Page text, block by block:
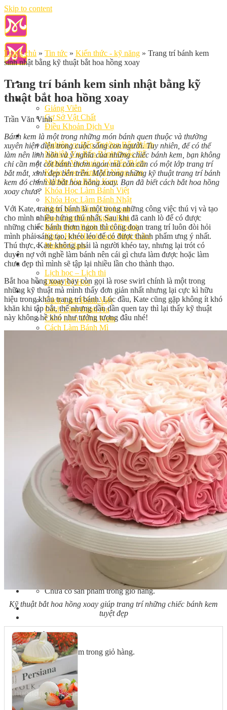
Skip to content
Giới Thiệu
Giảng Viên
Cơ Sở Vật Chất
Điều Khoản Dịch Vụ
Học Làm Bánh
Nghiệp vụ Bếp Trưởng Bếp Bánh
Nghiệp Vụ Bếp Bánh Quốc Tế
Nghiệp Vụ Quản Lý Bếp Bánh
Khóa Học Bánh Mì Nâng Cao
Nghiệp Vụ Bánh Kem
Khóa Học Làm Bánh Việt
Khóa Học Làm Bánh Nhật
Khóa Học Bánh Đài Loan
Học Làm Bánh Ngắn Hạn
Khóa Học Bánh Kinh Doanh
Khóa Học Handmade Mini Cake
Master Class
Chuyên Đề
Khai Giảng
Lịch học – Lịch thi
Đăng Ký Học
Công Thức
Cách Làm Bánh Việt
Cách Làm Bánh Âu
Cách Làm Bánh Kem
Cách Làm Bánh Mì
Cách Làm Bánh Bông Lan
Cách Làm Bánh Su Kem
Cách làm bánh CupCake
Cách Làm Bánh Pizza
Cách làm bánh chay
Cách Làm Kẹo – Mứt
Tin Tổng Hợp
Hướng Nghiệp Á Âu
Bếp Nhà Kate
Kinh Nghiệm Kinh Doanh
Cơ Hội Việc Làm
Kiến Thức – Kỹ Năng
Dụng Cụ Làm Bánh
Nguyên Liệu Làm Bánh
Gương Thành Công
Thư Viện Hình Ảnh
Siêu thị ĐVP Market
Chưa có sản phẩm trong giỏ hàng.
Giỏ hàng
Chưa có sản phẩm trong giỏ hàng.
Trang chủ » Tin tức » Kiến thức - kỹ năng » Trang trí bánh kem
sinh nhật bằng kỹ thuật bắt hoa hồng xoay
Trang trí bánh kem sinh nhật bằng kỹ
thuật bắt hoa hồng xoay
Trần Văn Vinh
Bánh kem là một trong những món bánh quen thuộc và thường
xuyên hiện diện trong cuộc sống con người. Tuy nhiên, để có thể
làm nên linh hồn và ý nghĩa của những chiếc bánh kem, bạn không
chỉ cần một cốt bánh thơm ngon mà còn cần có một lớp trang trí
bắt mắt, xinh đẹp bên trên. Một trong những kỹ thuật trang trí bánh
kem đó chính là bắt hoa hồng xoay. Bạn đã biết cách bắt hoa hồng
xoay chưa?
Với Kate, trang trí bánh là một trong những công việc thú vị và tạo
cho mình nhiều hứng thú nhất. Sau khi đã canh lò để có được
những chiếc bánh thơm ngon thì công đoạn trang trí luôn đòi hỏi
mình phải sáng tạo, khéo léo để có được thành phẩm ưng ý nhất.
Thú thực, Kate không phải là người khéo tay, nhưng lại trót có
duyên nợ với nghề làm bánh nên cái gì chưa làm được hoặc làm
chưa đẹp thì mình sẽ tập lại nhiều lần cho thành thạo.
Bắt hoa hồng xoay hay còn gọi là rose swirl chính là một trong
những kỹ thuật mà mình thấy đơn giản nhất nhưng lại cực kì hữu
hiệu trong khâu trang trí bánh. Lúc đầu, Kate cũng gặp không ít khó
khăn khi tập bắt, thế nhưng dần dần quen tay thì lại thấy kỹ thuật
này không hề khó như tưởng tượng đâu nhé!
Kỹ thuật bắt hoa hồng xoay giúp trang trí những chiếc bánh kem
tuyệt đẹp